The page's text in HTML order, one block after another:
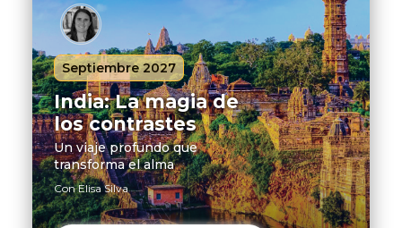
Septiembre 2027
India: La magia de
los contrastes
Un viaje profundo que
transforma el alma
Con Elisa Silva